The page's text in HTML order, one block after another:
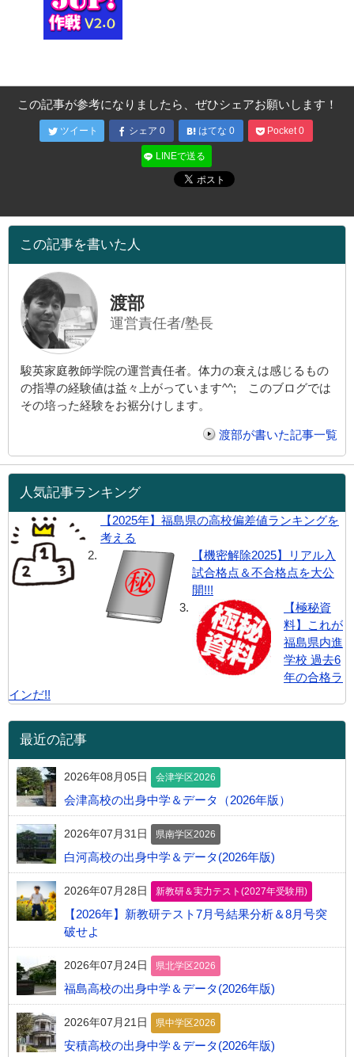
この記事が参考になりましたら、ぜひシェアお願いします！
ツイート シェア 0 はてな 0 Pocket 0
LINEで送る
この記事を書いた人
渡部
運営責任者/塾長
駿英家庭教師学院の運営責任者。体力の衰えは感じるもの
の指導の経験値は益々上がっています^^; このブログでは
その培った経験をお裾分けします。
渡部が書いた記事一覧
人気記事ランキング
【2025年】福島県の高校偏差値ランキングを
考える
【機密解除2025】リアル入
試合格点＆不合格点を大公
開!!!
【極秘資
料】これが
福島県内進
学校 過去6
年の合格ラ
インだ!!
最近の記事
2026年08月05日 会津学区2026
会津高校の出身中学＆データ（2026年版）
2026年07月31日 県南学区2026
白河高校の出身中学＆データ(2026年版)
2026年07月28日 新教研＆実力テスト(2027年受験用)
【2026年】新教研テスト7月号結果分析＆8月号突
破せよ
2026年07月24日 県北学区2026
福島高校の出身中学＆データ(2026年版)
2026年07月21日 県中学区2026
安積高校の出身中学＆データ(2026年版)